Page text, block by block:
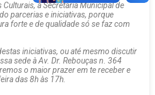
a Secretaria Municipal de
parcerias e iniciativas, porque
forte e de qualidade só se faz com
iniciativas, ou até mesmo discutir
sede à Av. Dr. Rebouças n. 364
o maior prazer em te receber e
das 8h às 17h.